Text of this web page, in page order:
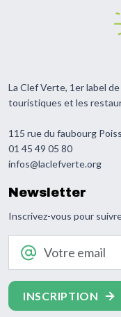
La Clef Verte, 1er label
touristiques et les
115 rue du faubourg
01 45 49 05 80
infos@laclefverte.org
Newsletter
Inscrivez-vous pour